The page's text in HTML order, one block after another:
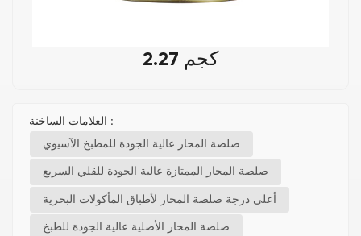
2.27 كجم
العلامات الساخنة :
صلصة المحار عالية الجودة للمطبخ الآسيوي
صلصة المحار الممتازة عالية الجودة للقلي السريع
أعلى درجة صلصة المحار لأطباق المأكولات البحرية
صلصة المحار الأصلية عالية الجودة للطبخ